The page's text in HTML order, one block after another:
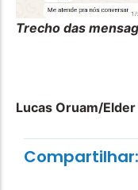
Trecho das
Lucas Oruam/
Compartilhar: